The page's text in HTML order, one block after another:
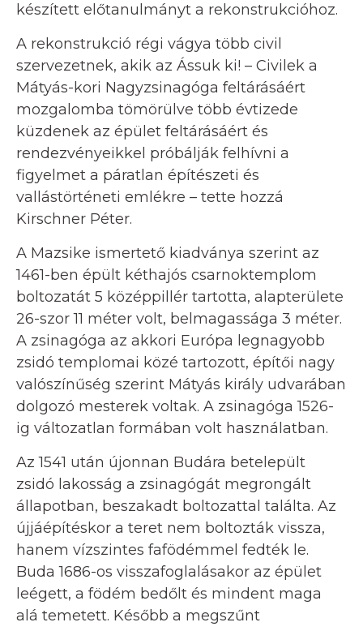
készített előtanulmányt a rekonstrukcióhoz.
A rekonstrukció régi vágya több civil
szervezetnek, akik az Ássuk ki! – Civilek a
Mátyás-kori Nagyzsinagóga feltárásáért
mozgalomba tömörülve több évtizede
küzdenek az épület feltárásáért és
rendezvényeikkel próbálják felhívni a
figyelmet a páratlan építészeti és
vallástörténeti emlékre – tette hozzá
Kirschner Péter.
A Mazsike ismertető kiadványa szerint az
1461-ben épült kéthajós csarnoktemplom
boltozatát 5 középpillér tartotta, alapterülete
26-szor 11 méter volt, belmagassága 3 méter.
A zsinagóga az akkori Európa legnagyobb
zsidó templomai közé tartozott, építői nagy
valószínűség szerint Mátyás király udvarában
dolgozó mesterek voltak. A zsinagóga 1526-
ig változatlan formában volt használatban.
Az 1541 után újonnan Budára betelepült
zsidó lakosság a zsinagógát megrongált
állapotban, beszakadt boltozattal találta. Az
újjáépítéskor a teret nem boltozták vissza,
hanem vízszintes fafödémmel fedték le.
Buda 1686-os visszafoglalásakor az épület
leégett, a födém bedőlt és mindent maga
alá temetett. Később a megszűnt